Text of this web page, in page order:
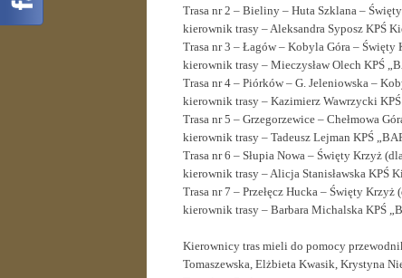
Trasa nr 2 – Bieliny – Huta Szklana –
kierownik trasy – Aleksandra Syposz KPŚ
Trasa nr 3 – Łagów – Kobyla Góra – Święty
kierownik trasy – Mieczysław Olech KPŚ
Trasa nr 4 – Piórków – G. Jeleniowska –
kierownik trasy – Kazimierz Wawrzycki
Trasa nr 5 – Grzegorzewice – Chełmowa
kierownik trasy – Tadeusz Lejman KPŚ
Trasa nr 6 – Słupia Nowa – Święty Krzyż
kierownik trasy – Alicja Stanisławska KPŚ
Trasa nr 7 – Przełęcz Hucka – Święty Krzyż
kierownik trasy – Barbara Michalska KPŚ
Kierownicy tras mieli do pomocy
Tomaszewska, Elżbieta Kwasik, Krystyna